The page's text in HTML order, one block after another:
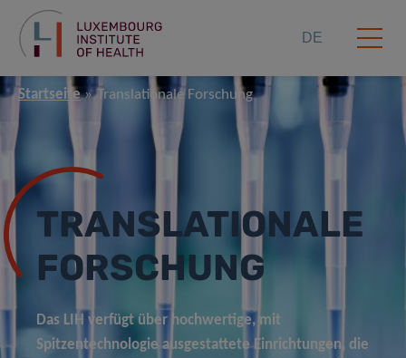
DE
Startseite Translationale Forschung
TRANSLATIONALE
FORSCHUNG
Das LIH verfügt über hochwertige, mit
Spitzentechnologie ausgestattete Einrichtungen, die